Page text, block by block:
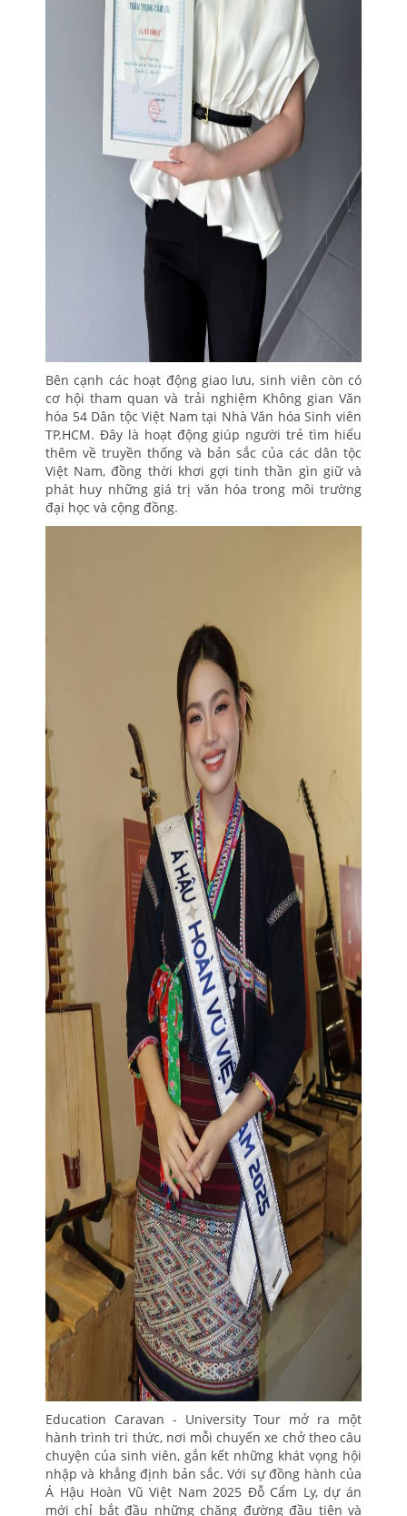
Bên cạnh các hoạt động giao lưu, sinh viên còn có
cơ hội tham quan và trải nghiệm Không gian Văn
hóa 54 Dân tộc Việt Nam tại Nhà Văn hóa Sinh viên
TP.HCM. Đây là hoạt động giúp người trẻ tìm hiểu
thêm về truyền thống và bản sắc của các dân tộc
Việt Nam, đồng thời khơi gợi tinh thần gìn giữ và
phát huy những giá trị văn hóa trong môi trường
đại học và cộng đồng.
Education Caravan - University Tour mở ra một
hành trình tri thức, nơi mỗi chuyến xe chở theo câu
chuyện của sinh viên, gắn kết những khát vọng hội
nhập và khẳng định bản sắc. Với sự đồng hành của
Á Hậu Hoàn Vũ Việt Nam 2025 Đỗ Cẩm Ly, dự án
mới chỉ bắt đầu những chặng đường đầu tiên và